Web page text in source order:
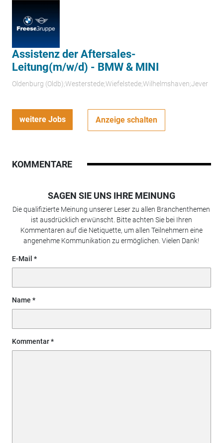
Assistenz der Aftersales-
Leitung(m/w/d) - BMW & MINI
Oldenburg (Oldb);Westerstede;Wiefelstede;Wilhelmshaven;Jever
weitere Jobs Anzeige schalten
KOMMENTARE
SAGEN SIE UNS IHRE MEINUNG
Die qualifizierte Meinung unserer Leser zu allen Branchenthemen
ist ausdrücklich erwünscht. Bitte achten Sie bei Ihren
Kommentaren auf die Netiquette, um allen Teilnehmern eine
angenehme Kommunikation zu ermöglichen. Vielen Dank!
E-Mail
Name
Kommentar